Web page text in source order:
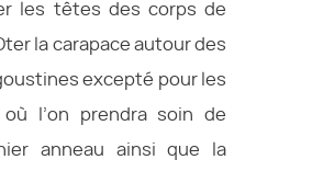
les têtes des corps de
la carapace autour des
excepté pour les
l’on prendra soin de
anneau ainsi que la